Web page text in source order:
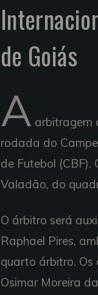
de Goiás
A arbitragem
rodada do
de Futebol
Valadão, do
O árbitro será
Raphael Pires,
quarto árbitro. Os
Osimar Moreira